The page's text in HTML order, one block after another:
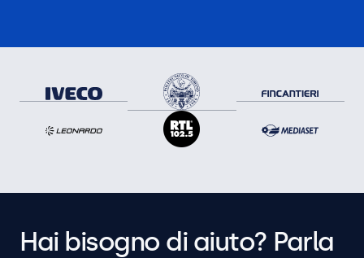
Hai bisogno di aiuto? Parla